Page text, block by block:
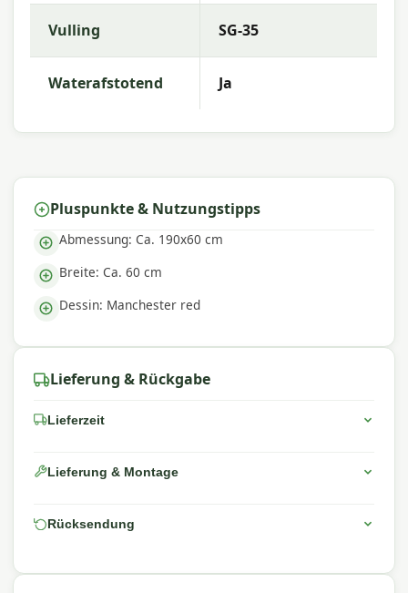
Warum Madison?
Gartenkissen mit ausgezeichneter Farbechtheit
und Komfort. Die Kollektion zeichnet sich durch
trendige Designs, langlebige Materialien und eine
Vulling SG-35
Waterafstotend Ja
Pluspunkte & Nutzungstipps
Abmessung: Ca. 190x60 cm
Breite: Ca. 60 cm
Dessin: Manchester red
Lieferung & Rückgabe
Lieferzeit
Lieferung & Montage
Rücksendung